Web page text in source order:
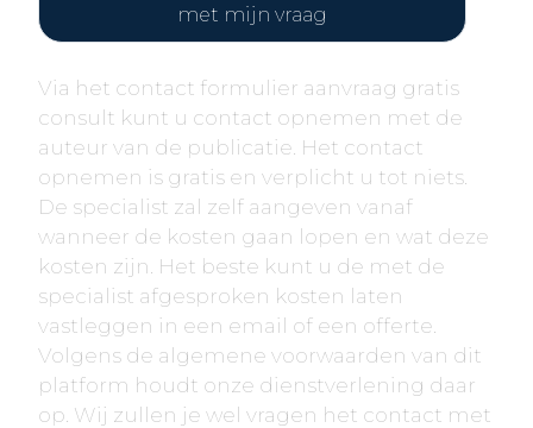
met mijn vraag
Via het contact formulier aanvraag gratis
consult kunt u contact opnemen met de
auteur van de publicatie. Het contact
opnemen is gratis en verplicht u tot niets.
De specialist zal zelf aangeven vanaf
wanneer de kosten gaan lopen en wat deze
kosten zijn. Het beste kunt u de met de
specialist afgesproken kosten laten
vastleggen in een email of een offerte.
Volgens de algemene voorwaarden van dit
platform houdt onze dienstverlening daar
op. Wij zullen je wel vragen het contact met